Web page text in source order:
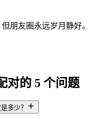
朋友圈永远岁月静好。
对的 5 个问题
多少？